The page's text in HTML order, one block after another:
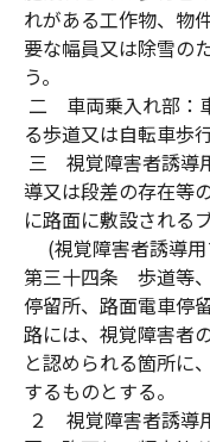
れがある工作物、物
要な幅員又は除雪の
う。
二 車両乗入れ部：
る歩道又は自転車歩
三 視覚障害者誘導
導又は段差の存在等
に路面に敷設される
(視覚障害者誘導用
第三十四条 歩道等
停留所、路面電車停
路には、視覚障害者
と認められる箇所に
するものとする。
２ 視覚障害者誘導